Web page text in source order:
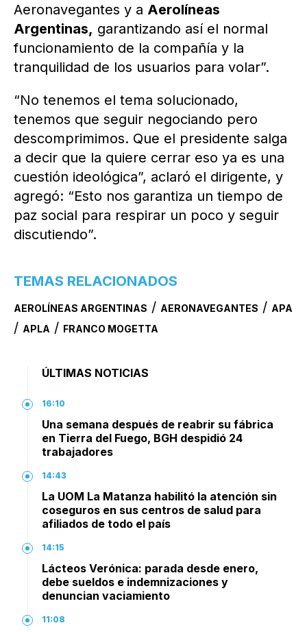
Aeronavegantes y a Aerolíneas
Argentinas, garantizando así el normal
funcionamiento de la compañía y la
tranquilidad de los usuarios para volar”.
“No tenemos el tema solucionado,
tenemos que seguir negociando pero
descomprimimos. Que el presidente salga
a decir que la quiere cerrar eso ya es una
cuestión ideológica”, aclaró el dirigente, y
agregó: “Esto nos garantiza un tiempo de
paz social para respirar un poco y seguir
discutiendo”.
TEMAS RELACIONADOS
AEROLÍNEAS ARGENTINAS / AERONAVEGANTES / APA
/ APLA / FRANCO MOGETTA
ÚLTIMAS NOTICIAS
16:10
Una semana después de reabrir su fábrica
en Tierra del Fuego, BGH despidió 24
trabajadores
14:43
La UOM La Matanza habilitó la atención sin
coseguros en sus centros de salud para
afiliados de todo el país
14:15
Lácteos Verónica: parada desde enero,
debe sueldos e indemnizaciones y
denuncian vaciamiento
11:08